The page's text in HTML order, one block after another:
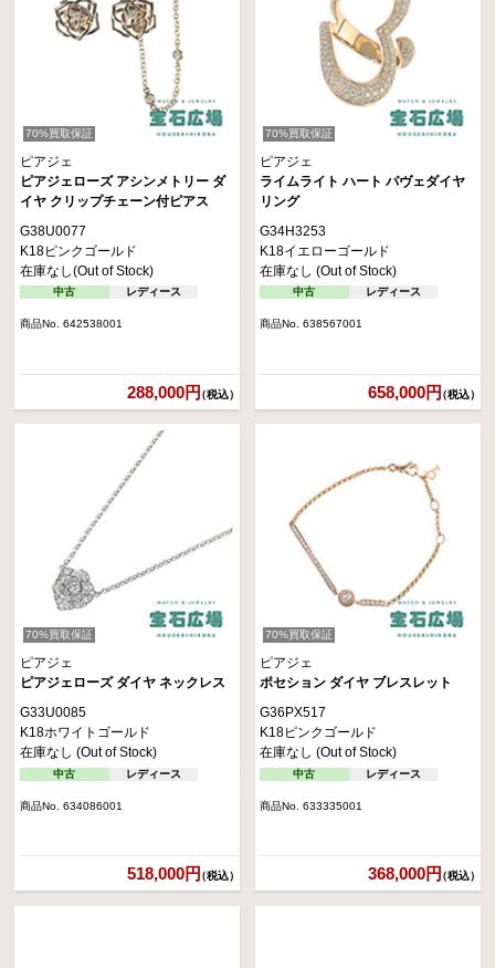
70%買取保証
ピアジェ
ピアジェローズ アシンメトリー ダ
イヤ クリップチェーン付ピアス
G38U0077
K18ピンクゴールド
在庫なし(Out of Stock)
中古 レディース
商品No. 642538001
288,000円（税込）
70%買取保証
ピアジェ
ライムライト ハート パヴェダイヤ
リング
G34H3253
K18イエローゴールド
在庫なし (Out of Stock)
中古 レディース
商品No. 638567001
658,000円（税込）
70%買取保証
ピアジェ
ピアジェローズ ダイヤ ネックレス
G33U0085
K18ホワイトゴールド
在庫なし (Out of Stock)
中古 レディース
商品No. 634086001
518,000円（税込）
70%買取保証
ピアジェ
ポセション ダイヤ ブレスレット
G36PX517
K18ピンクゴールド
在庫なし (Out of Stock)
中古 レディース
商品No. 633335001
368,000円（税込）